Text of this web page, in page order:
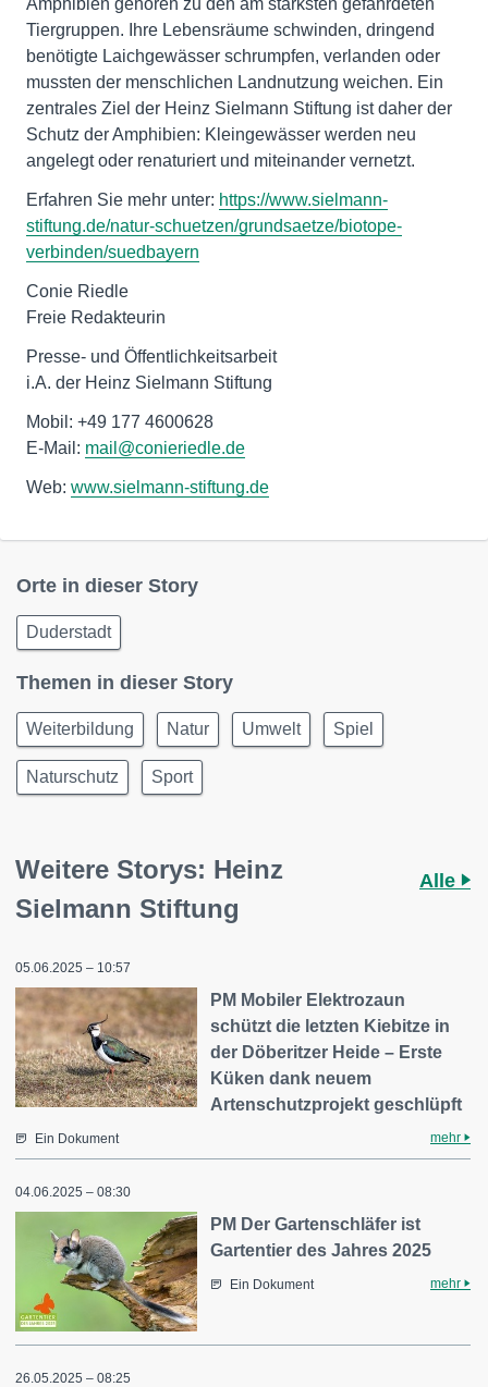
Amphibien gehören zu den am stärksten gefährdeten
Tiergruppen. Ihre Lebensräume schwinden, dringend
benötigte Laichgewässer schrumpfen, verlanden oder
mussten der menschlichen Landnutzung weichen. Ein
zentrales Ziel der Heinz Sielmann Stiftung ist daher der
Schutz der Amphibien: Kleingewässer werden neu
angelegt oder renaturiert und miteinander vernetzt.
Erfahren Sie mehr unter: https://www.sielmann-
stiftung.de/natur-schuetzen/grundsaetze/biotope-
verbinden/suedbayern
Conie Riedle
Freie Redakteurin
Presse- und Öffentlichkeitsarbeit
i.A. der Heinz Sielmann Stiftung
Mobil: +49 177 4600628
E-Mail: mail@conieriedle.de
Web: www.sielmann-stiftung.de
Orte in dieser Story
Duderstadt
Themen in dieser Story
Weiterbildung Natur Umwelt Spiel
Naturschutz Sport
Weitere Storys: Heinz
Sielmann Stiftung
Alle
05.06.2025 – 10:57
PM Mobiler Elektrozaun
schützt die letzten Kiebitze in
der Döberitzer Heide – Erste
Küken dank neuem
Artenschutzprojekt geschlüpft
Ein Dokument mehr
04.06.2025 – 08:30
PM Der Gartenschläfer ist
Gartentier des Jahres 2025
Ein Dokument mehr
26.05.2025 – 08:25